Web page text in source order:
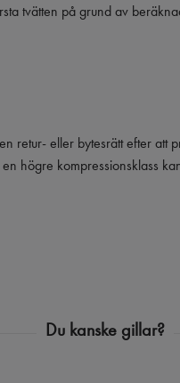
tvätten på grund av
retur- eller bytesrätt efter att
högre kompressionsklass